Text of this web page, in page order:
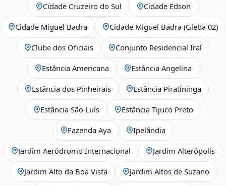
Cidade Cruzeiro do Sul Cidade Edson
Cidade Miguel Badra Cidade Miguel Badra (Gleba 02)
Clube dos Oficiais Conjunto Residencial Iraí
Estância Americana Estância Angelina
Estância dos Pinheirais Estância Piratininga
Estância São Luís Estância Tijuco Preto
Fazenda Aya Ipelândia
Jardim Aeródromo Internacional Jardim Alterópolis
Jardim Alto da Boa Vista Jardim Altos de Suzano